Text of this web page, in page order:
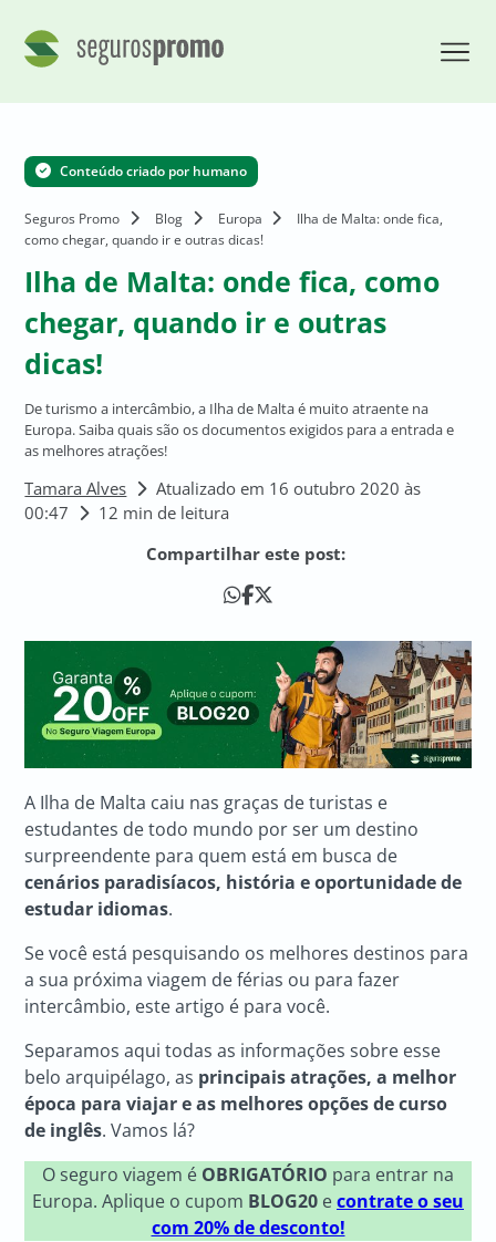
Conteúdo criado por humano
Seguros Promo Blog Europa
Ilha de Malta: onde fica,
como chegar, quando ir e outras dicas!
Ilha de Malta: onde fica, como
chegar, quando ir e outras
dicas!
De turismo a intercâmbio, a Ilha de Malta é muito atraente na
Europa. Saiba quais são os documentos exigidos para a entrada e
as melhores atrações!
Tamara Alves
Atualizado em 16 outubro 2020 às
00:47
12 min de leitura
Compartilhar este post:
A Ilha de Malta caiu nas graças de turistas e
estudantes de todo mundo por ser um destino
surpreendente para quem está em busca de
cenários paradisíacos, história e oportunidade de
estudar idiomas.
Se você está pesquisando os melhores destinos para
a sua próxima viagem de férias ou para fazer
intercâmbio, este artigo é para você.
Separamos aqui todas as informações sobre esse
belo arquipélago, as principais atrações, a melhor
época para viajar e as melhores opções de curso
de inglês. Vamos lá?
O seguro viagem é OBRIGATÓRIO para entrar na
Europa. Aplique o cupom BLOG20 econtrate o seu
com 20% de desconto!